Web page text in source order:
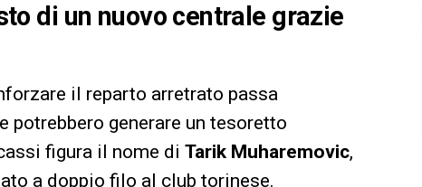
di un nuovo centrale grazie
il reparto arretrato passa
generare un tesoretto
figura il nome di Tarik Muharemovic,
a doppio filo al club torinese.